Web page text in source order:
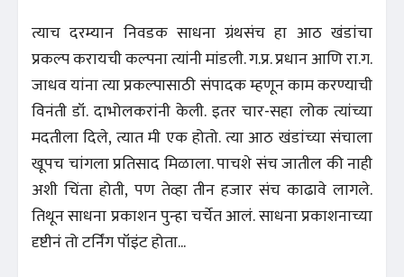
त्याच दरम्यान निवडक साधना ग्रंथसंच हा आठ खंडांचा
प्रकल्प करायची कल्पना त्यांनी मांडली. ग.प्र. प्रधान आणि रा.ग.
जाधव यांना त्या प्रकल्पासाठी संपादक म्हणून काम करण्याची
विनंती डॉ. दाभोलकरांनी केली. इतर चार-सहा लोक त्यांच्या
मदतीला दिले, त्यात मी एक होतो. त्या आठ खंडांच्या संचाला
खूपच चांगला प्रतिसाद मिळाला. पाचशे संच जातील की नाही
अशी चिंता होती, पण तेव्हा तीन हजार संच काढावे लागले.
तिथून साधना प्रकाशन पुन्हा चर्चेत आलं. साधना प्रकाशनाच्या
दृष्टीनं तो टर्निंग पॉइंट होता...